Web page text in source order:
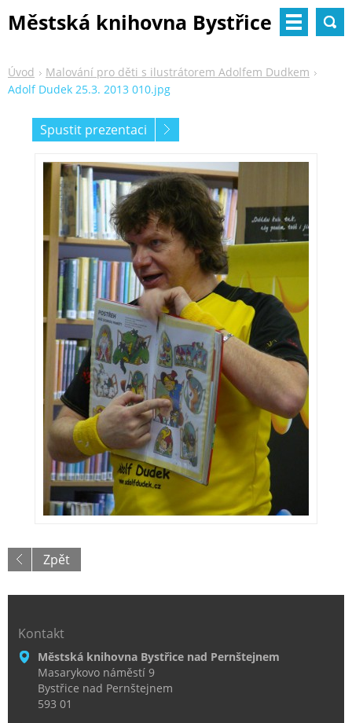
Městská knihovna Bystřice
Úvod
Malování pro děti s ilustrátorem Adolfem Dudkem
Adolf Dudek 25.3. 2013 010.jpg
Spustit prezentaci
Zpět
Kontakt
Městská knihovna Bystřice nad Pernštejnem
Masarykovo náměstí 9
Bystřice nad Pernštejnem
593 01